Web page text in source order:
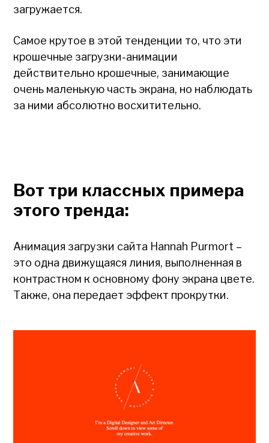
загружается.
Самое крутое в этой тенденции то, что эти
крошечные загрузки-анимации
действительно крошечные, занимающие
очень маленькую часть экрана, но наблюдать
за ними абсолютно восхитительно.
Вот три классных примера
этого тренда:
Анимация загрузки сайта Hannah Purmort –
это одна движущаяся линия, выполненная в
контрастном к основному фону экрана цвете.
Также, она передает эффект прокрутки.